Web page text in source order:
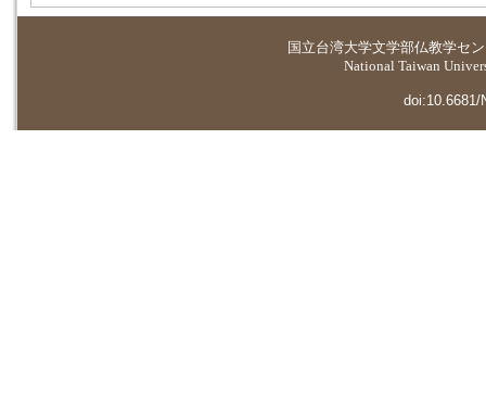
国立台湾大学文学部仏教学セ
National Taiwan
doi:10.6681/